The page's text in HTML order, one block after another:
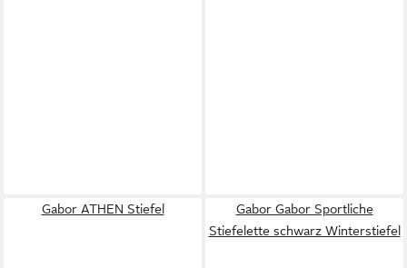
Gabor ATHEN Stiefel
Gabor Gabor Sportliche
Stiefelette schwarz Winterstiefel